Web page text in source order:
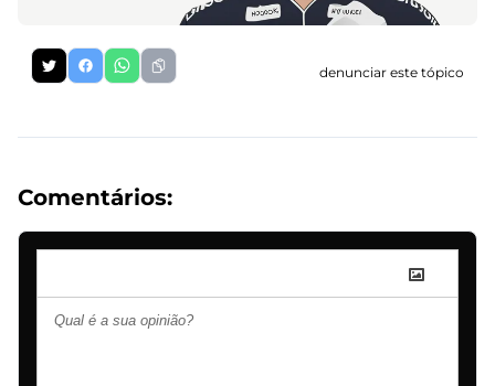
denunciar este tópico
Comentários: